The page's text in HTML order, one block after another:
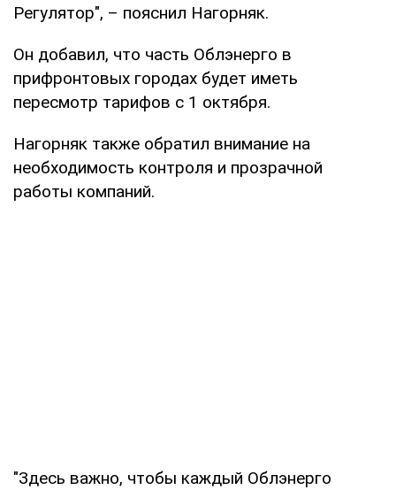
Регулятор", – пояснил Нагорняк.
Он добавил, что часть Облэнерго в
прифронтовых городах будет иметь
пересмотр тарифов с 1 октября.
Нагорняк также обратил внимание на
необходимость контроля и прозрачной
работы компаний.
"Здесь важно, чтобы каждый Облэнерго